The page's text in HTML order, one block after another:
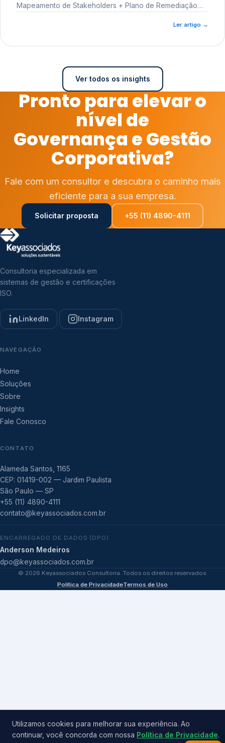
Mapeamento de Stakeholders + Plano de Remediação
Ler artigo →
Ver todos os insights
Pronto para elevar o
nível de
Governança e Gestão
Corporativa?
Fale com um consultor e descubra o caminho mais
eficiente para a sua empresa.
Solicitar proposta +55 (11) 4890-4111
Consultoria especializada em
sistemas de gestão e certificações
ISO.
LinkedIn Instagram
NAVEGAÇÃO
Home
Soluções
Sobre
Insights
Fale Conosco
CONTATO
Alameda Santos, 1165
CEP: 01419-002 — Jardim Paulista
São Paulo — SP
+55 (11) 4890-4111
contato@keyassociados.com.br
ENCARREGADO DE DADOS (DPO)
Anderson Medeiros
dpo@keyassociados.com.br
© 2026 Keyassociados Consultoria. Todos os direitos reservados.
Política de PrivacidadeTermos de Uso
Utilizamos cookies para melhorar sua experiência. Ao
continuar, você concorda com nossa Política de Privacidade.